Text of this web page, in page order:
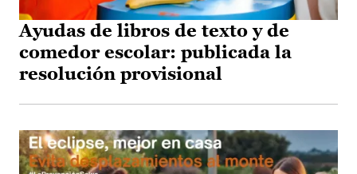
Ayudas de libros de texto y de
comedor escolar: publicada la
resolución provisional